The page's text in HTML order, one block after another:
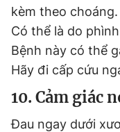
kèm theo choáng.
Có thể là do
Bệnh này có thể
Hãy đi cấp cứu
10. Cảm giác
Đau ngay dưới